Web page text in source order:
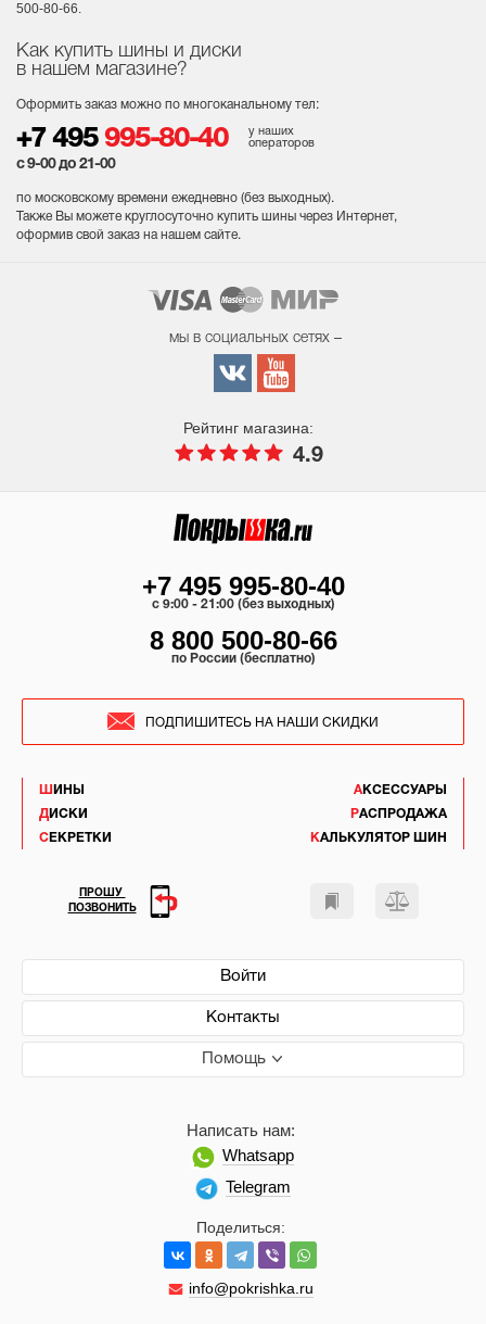
Как купить шины и диски
в нашем магазине?
Оформить заказ можно по многоканальному тел:
+7 495 995-80-40
у наших
операторов
с 9-00 до 21-00
по московскому времени ежедневно (без выходных).
Также Вы можете круглосуточно купить шины через Интернет,
оформив свой заказ на нашем сайте.
500-80-66.
мы в социальных сетях –
Рейтинг магазина:
4.9
ШИНЫ
ДИСКИ
СЕКРЕТКИ
АКСЕССУАРЫ
РАСПРОДАЖА
КАЛЬКУЛЯТОР ШИН
Войти
Контакты
Помощь
Поделиться:
info@pokrishka.ru
Написать нам:
Whatsapp
Telegram
+7 495 995-80-40
c 9:00 - 21:00 (без выходных)
8 800 500-80-66
по России (бесплатно)
ПОДПИШИТЕСЬ НА НАШИ СКИДКИ
ПРОШУ
ПОЗВОНИТЬ